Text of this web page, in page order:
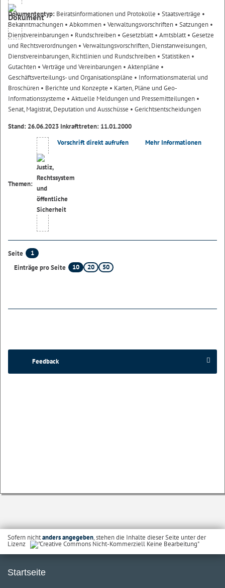
Dokumententyp: Beiratsinformationen und Protokolle • Staatsverträge •
Bekanntmachungen • Abkommen • Verwaltungsvorschriften • Satzungen •
Dienstvereinbarungen • Rundschreiben • Gesetzblatt• Amtsblatt• Gesetze
und Rechtsverordnungen • Verwaltungsvorschriften, Dienstanweisungen,
Dienstvereinbarungen, Richtlinien und Rundschreiben • Statistiken •
Gutachten • Verträge und Vereinbarungen • Aktenpläne •
Geschäftsverteilungs- und Organisationspläne • Informationsmaterial und
Broschüren • Berichte und Konzepte • Karten, Pläne und Geo-
Informationssysteme • Aktuelle Meldungen und Pressemitteilungen •
Senat, Magistrat, Deputation und Ausschüsse • Gerichtsentscheidungen
Stand: 26.06.2023 Inkrafttreten: 11.01.2000
Themen:
Vorschrift direkt aufrufen Mehr Informationen
Seite
1
Einträge pro Seite
10 20 50
Feedback
Sofern nichtanders angegeben, stehen die Inhalte dieser Seite unter der
Lizenz
Startseite